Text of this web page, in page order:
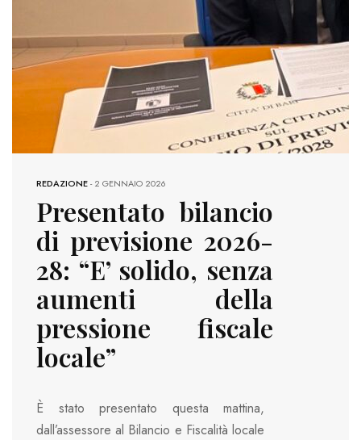
REDAZIONE-2 GENNAIO 2026
Presentato bilancio
di previsione 2026-
28: “E’ solido, senza
aumenti della
pressione fiscale
locale”
È stato presentato questa mattina,
dall’assessore al Bilancio e Fiscalità locale